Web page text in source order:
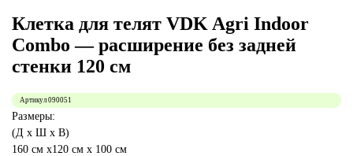
Клетка для телят VDK Agri Indoor
Combo — расширение без задней
стенки 120 см
Артикул090051
Размеры:
(Д x Ш x В)
160 см х120 см х 100 см